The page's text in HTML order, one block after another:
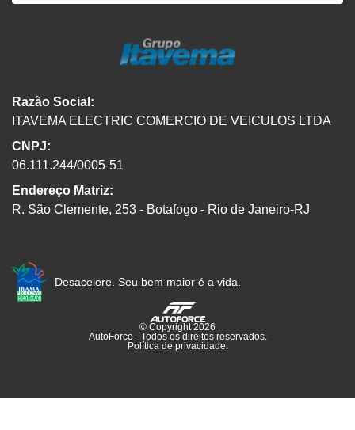
Razão Social:
ITAVEMA ELECTRIC COMERCIO DE VEICULOS LTDA
CNPJ:
06.111.244/0005-51
Endereço Matriz:
R. São Clemente, 253 - Botafogo - Rio de Janeiro-RJ
Desacelere. Seu bem maior é a vida.
© Copyright 2026
AutoForce - Todos os direitos reservados.
Política de privacidade.